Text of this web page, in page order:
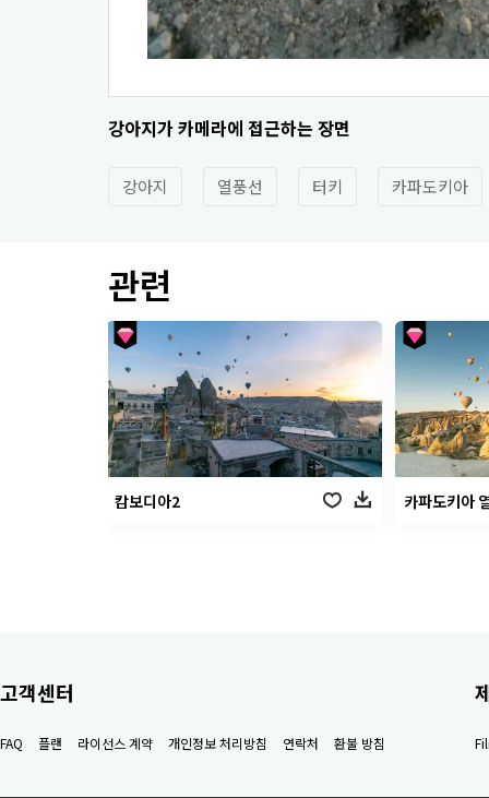
강아지가 카메라에 접근하는 장면
강아지 열풍선 터키 카파도키아
관련
캄보디아2 카파도키아
고객센터
FAQ 플랜 라이선스 계약 개인정보 처리방침 연락처 환불 방침